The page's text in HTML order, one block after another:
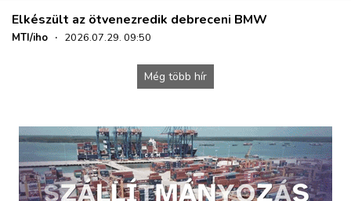
Elkészült az ötvenezredik debreceni BMW
MTI/iho · 2026.07.29. 09:50
Még több hír